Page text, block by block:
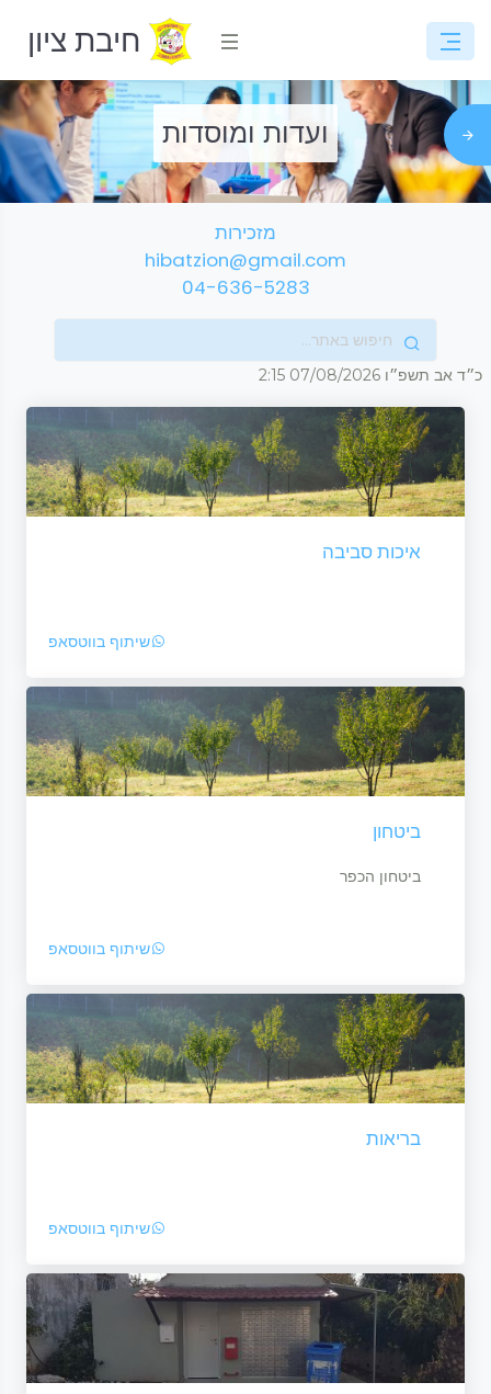
חיבת ציון
ועדות ומוסדות
מזכירות
hibatzion@gmail.com
04-636-5283
כ״ד אב תשפ״ו 07/08/2026
2:15
איכות סביבה
שיתוף בווטסאפ
ביטחון
ביטחון הכפר
שיתוף בווטסאפ
בריאות
שיתוף בווטסאפ